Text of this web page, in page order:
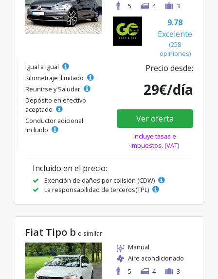
5
4 3
9.78
Excelente
(258
opiniones)
Igual a igual
Kilometraje ilimitado
Reunirse y Saludar
Depósito en efectivo
aceptado
Conductor adicional
incluido
Precio desde:
29€/día
Ver oferta
Incluye tasas e
impuestos. (VAT)
Incluido en el precio:
Exención de daños por colisión (CDW)
La responsabilidad de terceros(TPL)
Fiat Tipo b o similar
Manual
Aire acondicionado
5
4 3